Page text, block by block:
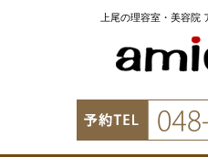
上尾の理容室・美容院